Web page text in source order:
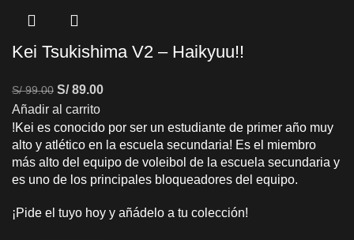
Kei Tsukishima V2 – Haikyuu!!
S/99.00 S/89.00
Añadir al carrito
!Kei es conocido por ser un estudiante de primer año muy
alto y atlético en la escuela secundaria! Es el miembro
más alto del equipo de voleibol de la escuela secundaria y
es uno de los principales bloqueadores del equipo.
¡Pide el tuyo hoy y añádelo a tu colección!